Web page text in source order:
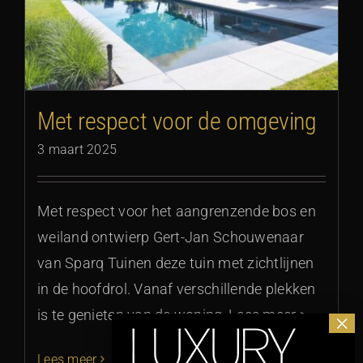
Met respect voor de omgeving
3 maart 2025
Met respect voor het aangrenzende bos en
weiland ontwierp Gert-Jan Schouwenaar
van Sparq Tuinen deze tuin met zichtlijnen
in de hoofdrol. Vanaf verschillende plekken
is te genieten van de woning, Lees meer >
Lees meer